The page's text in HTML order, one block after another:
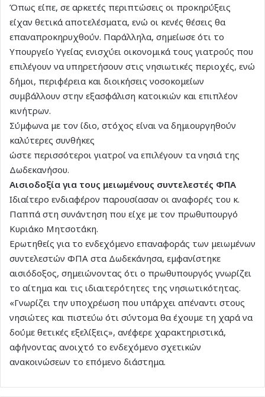
Όπως είπε, σε αρκετές περιπτώσεις οι προκηρύξεις
είχαν θετικά αποτελέσματα, ενώ οι κενές θέσεις θα
επαναπροκηρυχθούν. Παράλληλα, σημείωσε ότι το
Υπουργείο Υγείας ενισχύει οικονομικά τους γιατρούς που
επιλέγουν να υπηρετήσουν στις νησιωτικές περιοχές, ενώ
δήμοι, περιφέρεια και διοικήσεις νοσοκομείων
συμβάλλουν στην εξασφάλιση κατοικιών και επιπλέον
κινήτρων.
Σύμφωνα με τον ίδιο, στόχος είναι να δημιουργηθούν
καλύτερες συνθήκες
ώστε περισσότεροι γιατροί να επιλέγουν τα νησιά της
Δωδεκανήσου.
Αισιοδοξία για τους μειωμένους συντελεστές ΦΠΑ
Ιδιαίτερο ενδιαφέρον παρουσίασαν οι αναφορές του κ.
Παππά στη συνάντηση που είχε με τον πρωθυπουργό
Κυριάκο Μητσοτάκη.
Ερωτηθείς για το ενδεχόμενο επαναφοράς των μειωμένων
συντελεστών ΦΠΑ στα Δωδεκάνησα, εμφανίστηκε
αισιόδοξος, σημειώνοντας ότι ο πρωθυπουργός γνωρίζει
το αίτημα και τις ιδιαιτερότητες της νησιωτικότητας.
«Γνωρίζει την υποχρέωση που υπάρχει απέναντι στους
νησιώτες και πιστεύω ότι σύντομα θα έχουμε τη χαρά να
δούμε θετικές εξελίξεις», ανέφερε χαρακτηριστικά,
αφήνοντας ανοιχτό το ενδεχόμενο σχετικών
ανακοινώσεων το επόμενο διάστημα.